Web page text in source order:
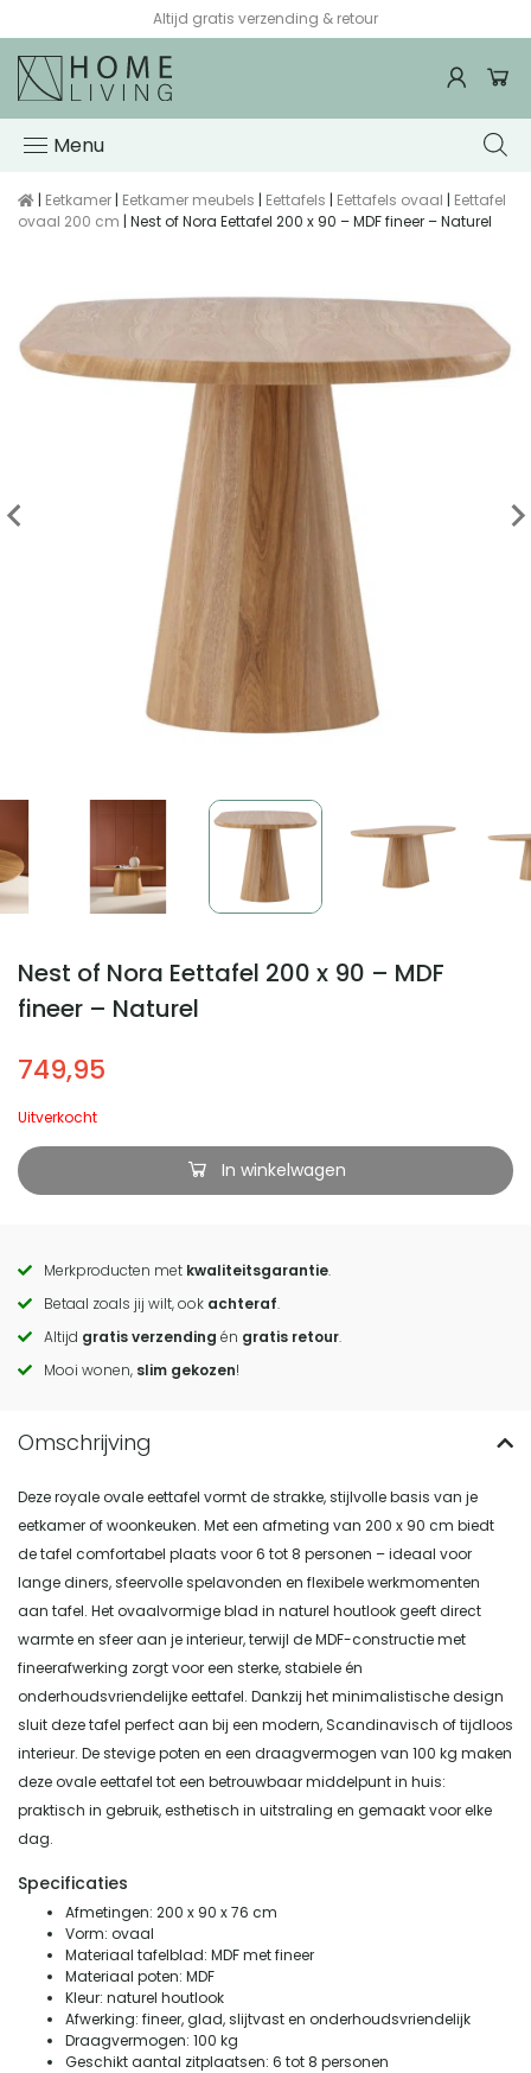
Altijd gratis verzending & retour
Menu
| Eetkamer | Eetkamer meubels | Eettafels | Eettafels ovaal | Eettafel
ovaal 200 cm | Nest of Nora Eettafel 200 x 90 – MDF fineer – Naturel
Nest of Nora Eettafel 200 x 90 – MDF
fineer – Naturel
749,95
Uitverkocht
In winkelwagen
Call
to
actions
Merkproducten met kwaliteitsgarantie.
Betaal zoals jij wilt, ook achteraf.
Altijd gratis verzending én gratis retour.
Mooi wonen, slim gekozen!
Deze royale ovale eettafel vormt de strakke, stijlvolle basis van je
eetkamer of woonkeuken. Met een afmeting van 200 x 90 cm biedt
de tafel comfortabel plaats voor 6 tot 8 personen – ideaal voor
lange diners, sfeervolle spelavonden en flexibele werkmomenten
aan tafel. Het ovaalvormige blad in naturel houtlook geeft direct
warmte en sfeer aan je interieur, terwijl de MDF-constructie met
fineerafwerking zorgt voor een sterke, stabiele én
onderhoudsvriendelijke eettafel. Dankzij het minimalistische design
sluit deze tafel perfect aan bij een modern, Scandinavisch of tijdloos
interieur. De stevige poten en een draagvermogen van 100 kg maken
deze ovale eettafel tot een betrouwbaar middelpunt in huis:
praktisch in gebruik, esthetisch in uitstraling en gemaakt voor elke
dag.
Specificaties
Afmetingen: 200 x 90 x 76 cm
Vorm: ovaal
Materiaal tafelblad: MDF met fineer
Materiaal poten: MDF
Kleur: naturel houtlook
Afwerking: fineer, glad, slijtvast en onderhoudsvriendelijk
Draagvermogen: 100 kg
Geschikt aantal zitplaatsen: 6 tot 8 personen